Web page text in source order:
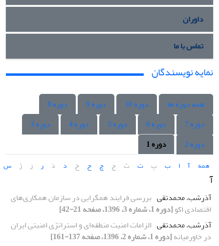
داوران
تماس با ما
نمایه نویسندگان
همه دوره ها دوره 10 دوره 9
دوره 8
دوره 7
دوره 6 دوره 5 دوره 4
دوره 3
دوره 2
دوره 1
همه آ ا ب پ ت ث ج چ ح خ د ذ ر ز ژ س
آ
آذرشب، محمدتقی بررسی فرایند همگرایی در سازمان همکاری‌های
اقتصادی اکو[دوره 1، شماره 3، 1396، صفحه 21-42]
آذرشب، محمدتقی الزامات امنیت منطقه‌ای و استراتژی امنیتی ایران
در خاورمیانه[دوره 1، شماره 2، 1396، صفحه 137-161]